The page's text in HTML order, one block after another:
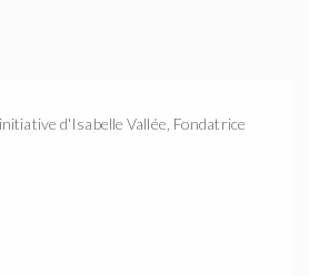
d'Isabelle Vallée, Fondatrice